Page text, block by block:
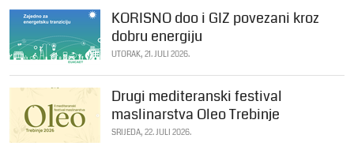
KORISNO doo i GIZ povezani kroz
dobru energiju
UTORAK, 21. JULI 2026.
Drugi mediteranski festival
maslinarstva Oleo Trebinje
SRIJEDA, 22. JULI 2026.